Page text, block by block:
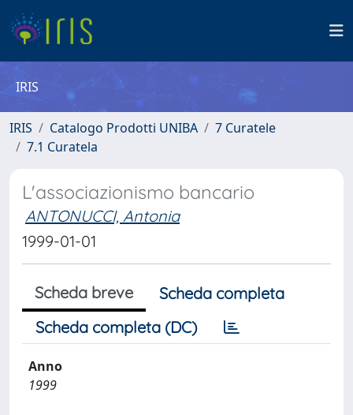
IRIS
IRIS Catalogo Prodotti UNIBA
7 Curatele
7.1 Curatela
L'associazionismo bancario
ANTONUCCI, Antonia
1999-01-01
Scheda breve
Scheda completa
Scheda completa (DC)
Anno
1999